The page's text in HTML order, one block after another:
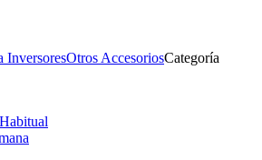
InversoresOtros AccesoriosCategoría